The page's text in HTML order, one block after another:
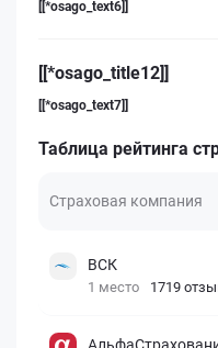
[[*osago_text6]]
[[*osago_title12]]
[[*osago_text7]]
Таблица рейтинга
Страховая компания
ВСК
1 место 1719